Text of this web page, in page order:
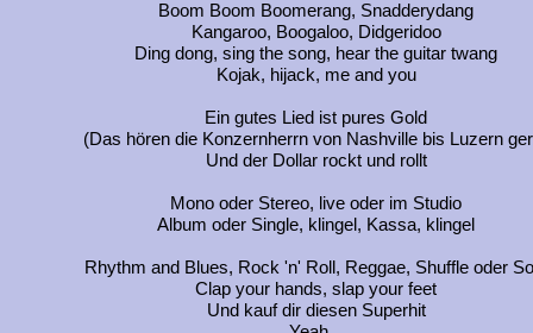
Boom Boom Boomerang, Snadderydang
Kangaroo, Boogaloo, Didgeridoo
Ding dong, sing the song, hear the guitar twang
Kojak, hijack, me and you
Ein gutes Lied ist pures Gold
(Das hören die Konzernherrn von Nashville bis Luzern
Und der Dollar rockt und rollt
Mono oder Stereo, live oder im Studio
Album oder Single, klingel, Kassa, klingel
Rhythm and Blues, Rock 'n' Roll, Reggae, Shuffle oder
Clap your hands, slap your feet
Und kauf dir diesen Superhit